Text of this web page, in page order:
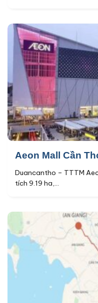
Aeon Mall Cần
Duancantho – TTTM
tích 9.19 ha,...